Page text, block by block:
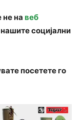
не на веб
социјални
посетете го